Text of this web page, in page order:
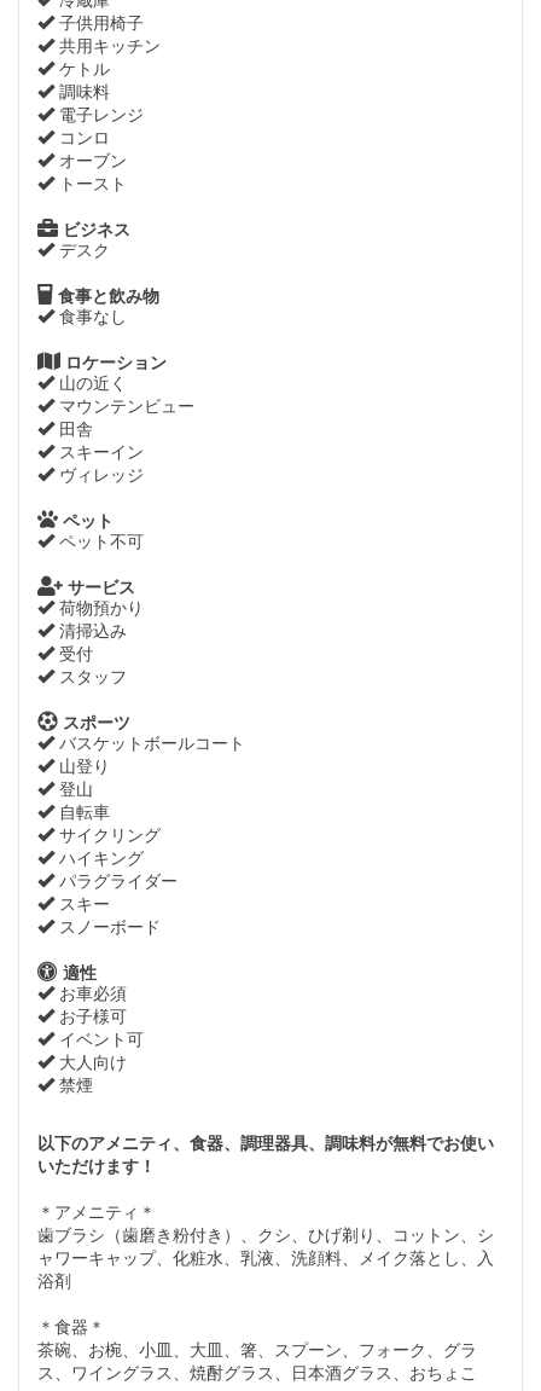
子供用椅子
共用キッチン
ケトル
調味料
電子レンジ
コンロ
オーブン
トースト
ビジネス
デスク
食事と飲み物
食事なし
ロケーション
山の近く
マウンテンビュー
田舎
スキーイン
ヴィレッジ
ペット
ペット不可
サービス
荷物預かり
清掃込み
受付
スタッフ
スポーツ
バスケットボールコート
山登り
登山
自転車
サイクリング
ハイキング
パラグライダー
スキー
スノーボード
適性
お車必須
お子様可
イベント可
大人向け
禁煙
以下のアメニティ、食器、調理器具、調味料が無料でお使い
いただけます！
＊アメニティ＊
歯ブラシ（歯磨き粉付き）、クシ、ひげ剃り、コットン、シ
ャワーキャップ、化粧水、乳液、洗顔料、メイク落とし、入
浴剤
＊食器＊
茶碗、お椀、小皿、大皿、箸、スプーン、フォーク、グラ
ス、ワイングラス、焼酎グラス、日本酒グラス、おちょこ